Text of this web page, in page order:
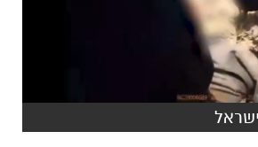
ומסוכן בדרום הסתיים בירי
חיים והגשת כתב אישום חמור.
האירוע החל ב-4 במרץ, במהלך פעילות של שוטרי